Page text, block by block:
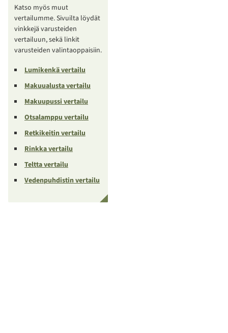
Katso myös muut
vertailumme. Sivuilta löydät
vinkkejä varusteiden
vertailuun, sekä linkit
varusteiden valintaoppaisiin.
Lumikenkä vertailu
Makuualusta vertailu
Makuupussi vertailu
Otsalamppu vertailu
Retkikeitin vertailu
Rinkka vertailu
Teltta vertailu
Vedenpuhdistin vertailu